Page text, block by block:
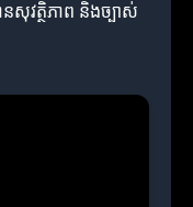
វត្ថិភាព និងច្បាស់